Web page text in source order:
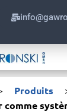
Produits
comme